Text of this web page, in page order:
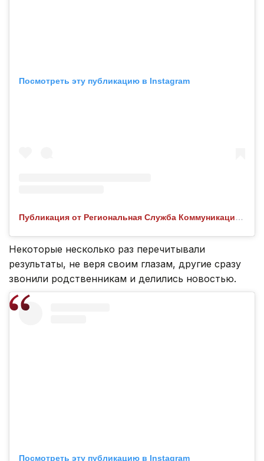
Посмотреть эту публикацию в Instagram
Публикация от Региональная Служба Коммуникаций СКО (@rsk.sko.kz)
Некоторые несколько раз перечитывали
результаты, не веря своим глазам, другие сразу
звонили родственникам и делились новостью.
Посмотреть эту публикацию в Instagram